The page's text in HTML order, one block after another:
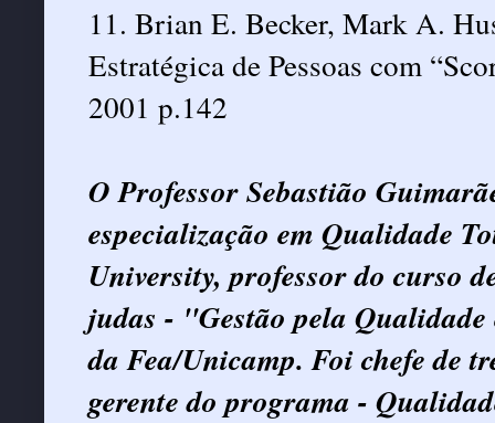
11. Brian E. Becker, Mark A.
Estratégica de Pessoas com
2001 p.142
O Professor Sebastião
especialização em Qualidade
University, professor do curso
judas - "Gestão pela
da Fea/Unicamp. Foi chefe de
gerente do programa -